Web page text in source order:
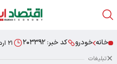
خانه خودرو کد خبر: ۲۰۳۳۹۲ ۲۱ اردیبهشت ۱۴۰۵ ۰۹:۱۴
تبلیغات